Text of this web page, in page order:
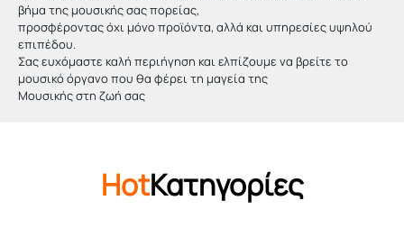
βήμα της μουσικής σας πορείας,
προσφέροντας όχι μόνο προϊόντα, αλλά και υπηρεσίες υψηλού
επιπέδου.
Σας ευχόμαστε καλή περιήγηση και ελπίζουμε να βρείτε το
μουσικό όργανο που θα φέρει τη μαγεία της
Μουσικής στη ζωή σας
HotΚατηγορίες